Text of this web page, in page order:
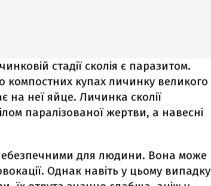
стадії сколія є паразитом.
компостних купах личинку великого
на неї яйце. Личинка сколії
паралізованої жертви, а навесні
небезпечними для людини. Вона може
Однак навіть у цьому випадку